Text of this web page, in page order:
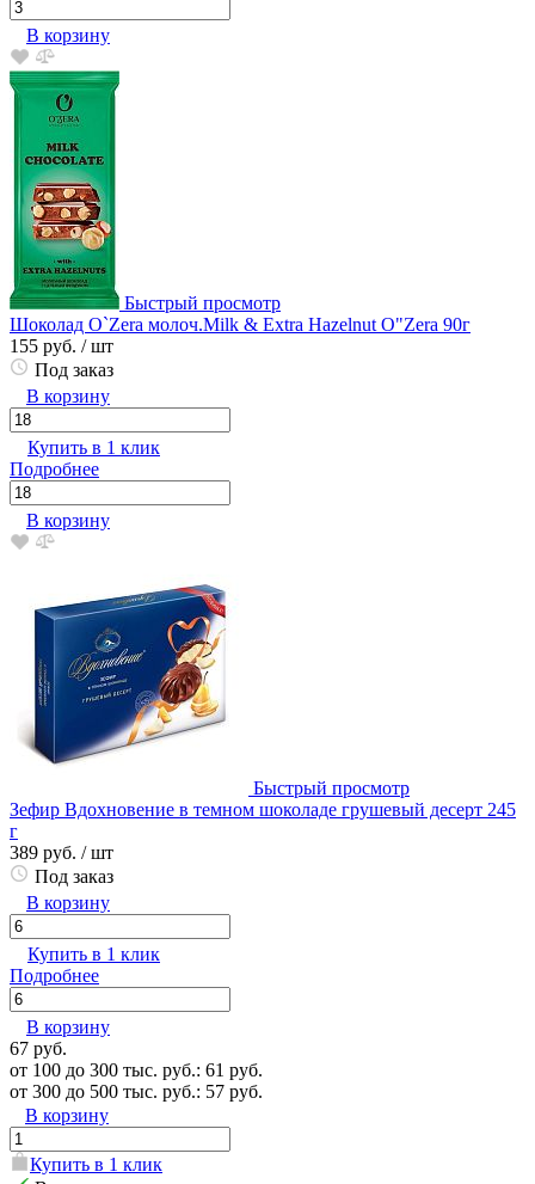
В корзину
Быстрый просмотр
Шоколад O`Zera молоч.Milk & Extra Hazelnut O"Zera 90г
155 руб. / шт
Под заказ
В корзину
Купить в 1 клик
Подробнее
В корзину
Быстрый просмотр
Зефир Вдохновение в темном шоколаде грушевый десерт 245
г
389 руб. / шт
Под заказ
В корзину
Купить в 1 клик
Подробнее
В корзину
67 руб.
от 100 до 300 тыс. руб.: 61 руб.
от 300 до 500 тыс. руб.: 57 руб.
В корзину
Купить в 1 клик